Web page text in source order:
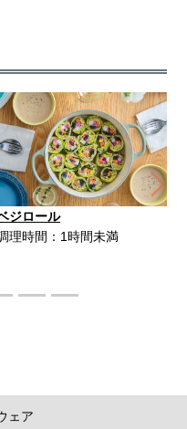
ジロール
理時間：1時間未満
ェア